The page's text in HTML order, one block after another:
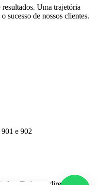
Uma trajetória
sucesso de nossos clientes.
e 902
favor, informe